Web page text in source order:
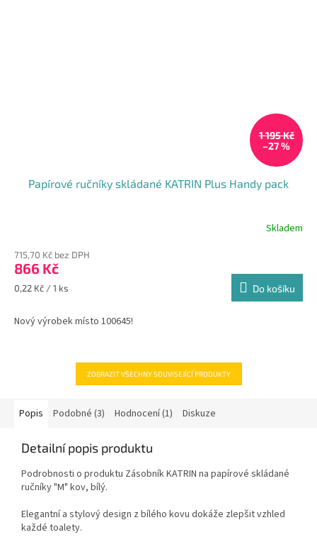
1 195 Kč
–27 %
Papírové ručníky skládané KATRIN Plus Handy pack
Skladem
715,70 Kč bez DPH
866 Kč
Měrná
0,22 Kč / 1 ks Do košíku
Nový výrobek místo 100645!
ZOBRAZIT VŠECHNY SOUVISEJÍCÍ PRODUKTY
Popis Podobné (3) Hodnocení (1) Diskuze
Detailní popis produktu
Podrobnosti o produktu Zásobník KATRIN na papírové skládané
ručníky "M" kov, bílý.
Elegantní a stylový design z bílého kovu dokáže zlepšit vzhled
každé toalety.